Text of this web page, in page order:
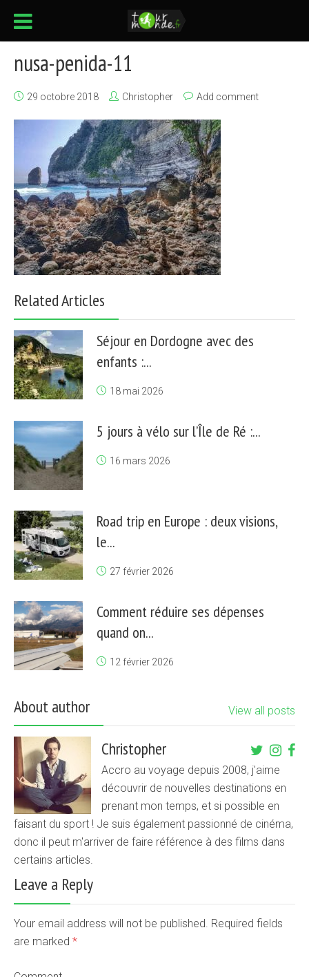
nusa-penida-11
29 octobre 2018 Christopher Add comment
Related Articles
Séjour en Dordogne avec des
enfants :...
18 mai 2026
5 jours à vélo sur l’Île de Ré :...
16 mars 2026
Road trip en Europe : deux visions,
le...
27 février 2026
Comment réduire ses dépenses
quand on...
12 février 2026
About author View all posts
Christopher
Accro au voyage depuis 2008, j'aime
découvrir de nouvelles destinations en
prenant mon temps, et si possible en
faisant du sport ! Je suis également passionné de cinéma,
donc il peut m'arriver de faire référence à des films dans
certains articles.
Leave a Reply
Your email address will not be published. Required fields
are marked *